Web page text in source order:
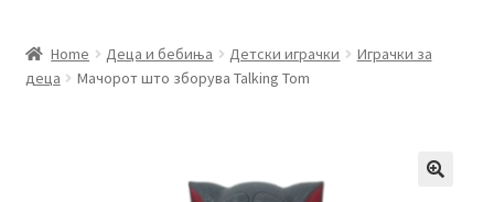
Контакт
Home Деца и бебиња Детски играчки
Играчки за
деца
Мачорот што зборува Talking Tom